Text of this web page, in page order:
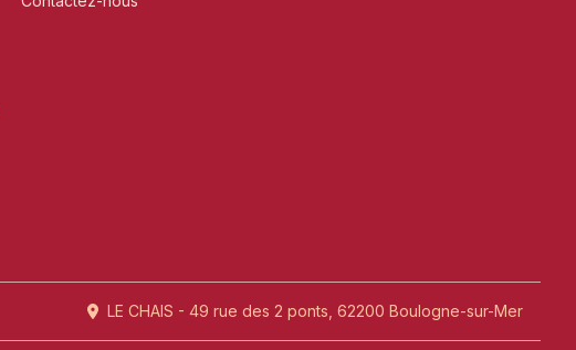
LE CHAIS - 49 rue des 2 ponts, 62200 Boulogne-sur-Mer